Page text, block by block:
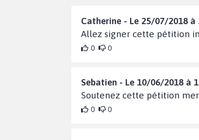
Catherine - Le 25/07/2018 à
Allez signer cette pétition
0 0
Sebatien - Le 10/06/2018 à
Soutenez cette pétition
0 0